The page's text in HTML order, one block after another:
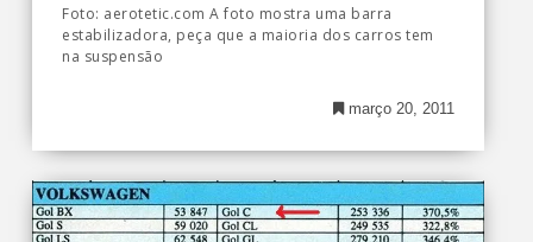
Foto: aerotetic.com A foto mostra uma barra
estabilizadora, peça que a maioria dos carros tem
na suspensão
março 20, 2011